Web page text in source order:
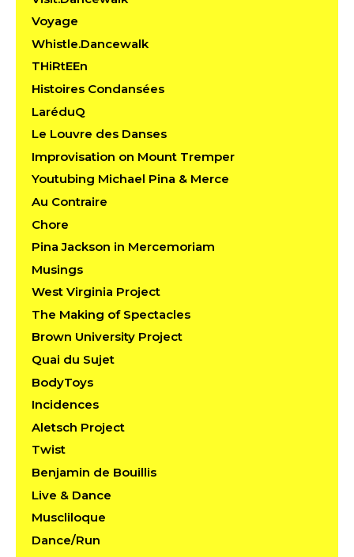
Voyage
Whistle.Dancewalk
THiRtEEn
Histoires Condansées
LaréduQ
Le Louvre des Danses
Improvisation on Mount Tremper
Youtubing Michael Pina & Merce
Au Contraire
Chore
Pina Jackson in Mercemoriam
Musings
West Virginia Project
The Making of Spectacles
Brown University Project
Quai du Sujet
BodyToys
Incidences
Aletsch Project
Twist
Benjamin de Bouillis
Live & Dance
Muscliloque
Dance/Run